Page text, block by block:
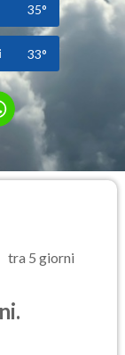
35°
33°
tra 5 giorni